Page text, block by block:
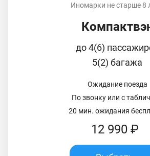
Иномарки не старше 8
до 4(6)
5(2) багажа
Ожидание поезда
По звонку или с
20 мин. ожидания
12 990 ₽